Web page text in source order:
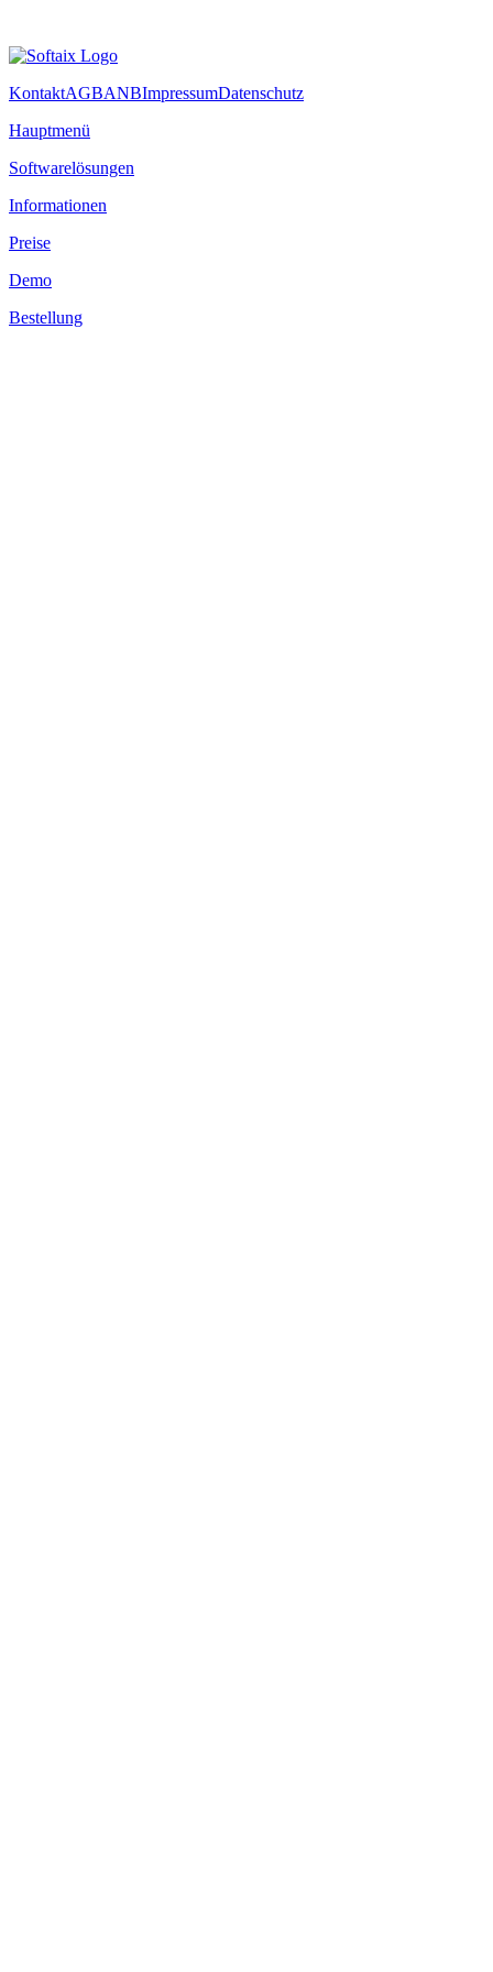
KontaktAGBANBImpressumDatenschutz
Hauptmenü
Softwarelösungen
Informationen
Preise
Demo
Bestellung